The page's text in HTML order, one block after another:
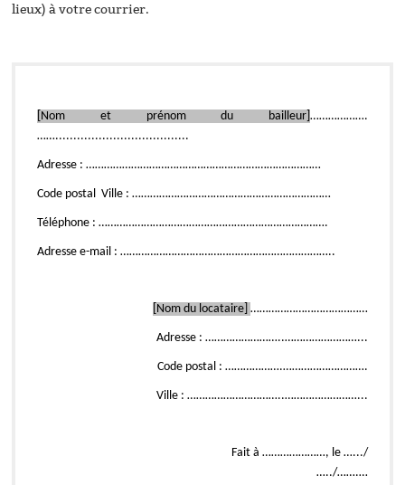
lieux) à votre courrier.
[Nom et prénom du bailleur] ……………….
…….....................................
Adresse : ……………………………………………………………………
Code postal Ville : …………………………………………………………
Téléphone : ………………………………………………………………….
Adresse e-mail : ……………………………………………………………..
[Nom du locataire] …………………………………
Adresse : ……………………..……………………...
Code postal : ……………….……………………….
Ville : …………………………..……………………...
Fait à …………………, le ….../
…../…….…